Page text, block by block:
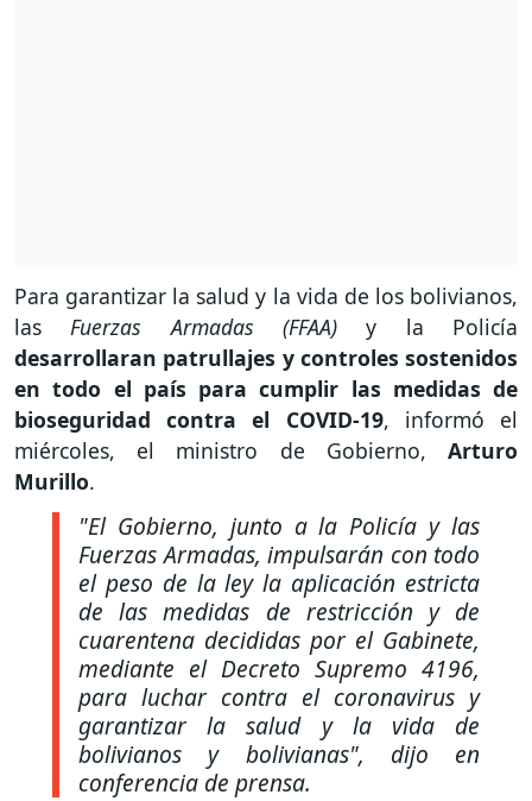
Para garantizar la salud y la vida de los bolivianos,
lasFuerzas Armadas (FFAA)y la Policía
desarrollaran patrullajes y controles sostenidos
en todo el país para cumplir las medidas de
bioseguridad contra el COVID-19, informó el
miércoles, el ministro de Gobierno, Arturo
Murillo.
"El Gobierno, junto a la Policía y las
Fuerzas Armadas, impulsarán con todo
el peso de la ley la aplicación estricta
de las medidas de restricción y de
cuarentena decididas por el Gabinete,
mediante el Decreto Supremo 4196,
para luchar contra el coronavirus y
garantizar la salud y la vida de
bolivianos y bolivianas", dijo en
conferencia de prensa.